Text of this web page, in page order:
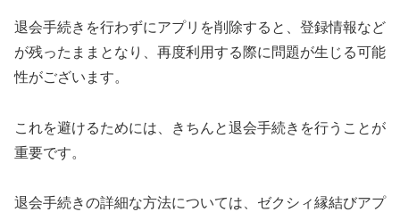
退会手続きを行わずにアプリを削除すると、登録情報など
が残ったままとなり、再度利用する際に問題が生じる可能
性がございます。
これを避けるためには、きちんと退会手続きを行うことが
重要です。
退会手続きの詳細な方法については、ゼクシィ縁結びアプ